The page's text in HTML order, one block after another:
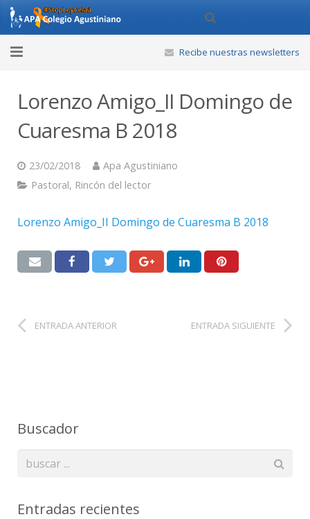
Noticias
Contáctanos
Recibe nuestras newsletters
Lorenzo Amigo_II Domingo de
Cuaresma B 2018
23/02/2018
Apa Agustiniano
Pastoral, Rincón del lector
Lorenzo Amigo_II Domingo de Cuaresma B 2018
ENTRADA ANTERIOR ENTRADA SIGUIENTE
Buscador
Entradas recientes